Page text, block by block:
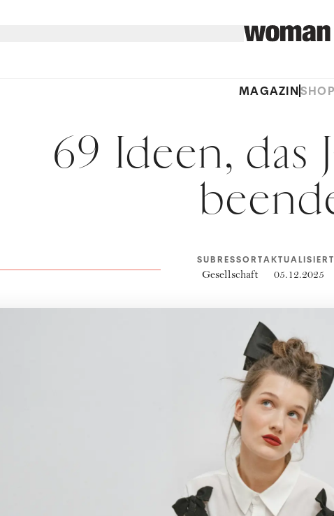
MAGAZINSHOP
69 Ideen, das
SUBRESSORT
Gesellschaft
AKTUALISIERT
05.12.2025